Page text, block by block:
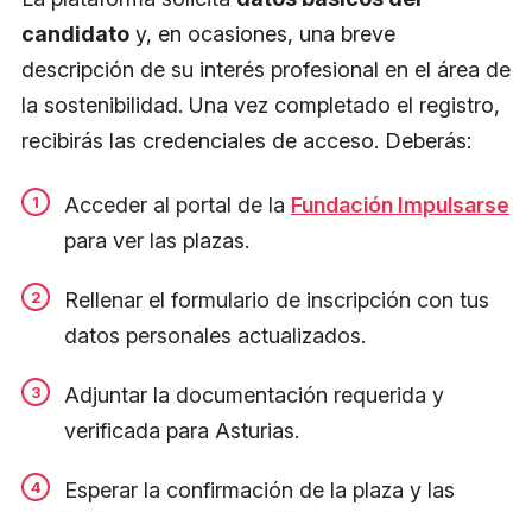
candidato y, en ocasiones, una breve
descripción de su interés profesional en el área de
la sostenibilidad. Una vez completado el registro,
recibirás las credenciales de acceso. Deberás:
Acceder al portal de la Fundación Impulsarse
para ver las plazas.
Rellenar el formulario de inscripción con tus
datos personales actualizados.
Adjuntar la documentación requerida y
verificada para Asturias.
Esperar la confirmación de la plaza y las